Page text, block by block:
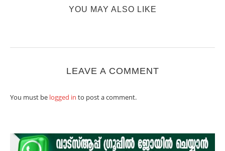
YOU MAY ALSO LIKE
LEAVE A COMMENT
You must be logged in to post a comment.